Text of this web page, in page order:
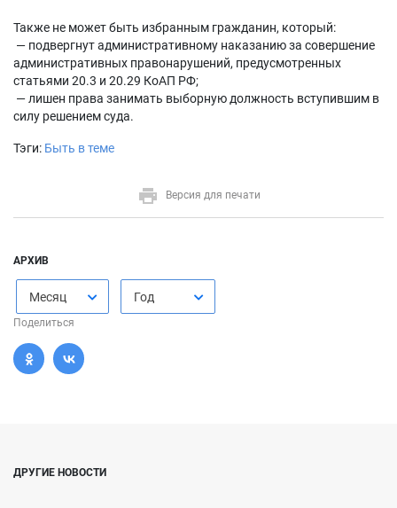
Также не может быть избранным гражданин, который:
— подвергнут административному наказанию за совершение
административных правонарушений, предусмотренных
статьями 20.3 и 20.29 КоАП РФ;
— лишен права занимать выборную должность вступившим в
силу решением суда.
Тэги: Быть в теме
Версия для печати
АРХИВ
Месяц Год
Поделиться
ДРУГИЕ НОВОСТИ